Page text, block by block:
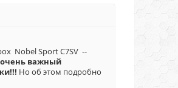
Nobel Sport С7SV --
важный
Но об этом подробно